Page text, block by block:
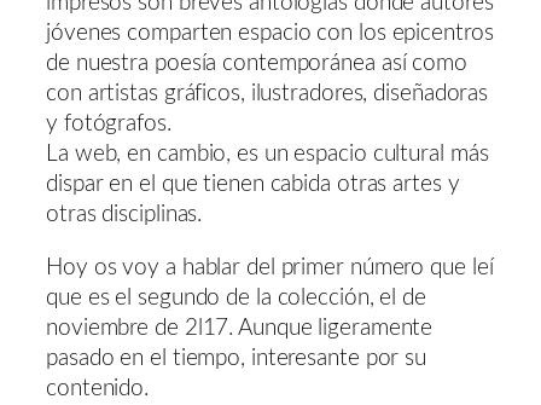
jóvenes comparten espacio con los epicentros
de nuestra poesía contemporánea así como
con artistas gráficos, ilustradores, diseñadoras
y fotógrafos.
La web, en cambio, es un espacio cultural más
dispar en el que tienen cabida otras artes y
otras disciplinas.
Hoy os voy a hablar del primer número que leí
que es el segundo de la colección, el de
noviembre de 2l17. Aunque ligeramente
pasado en el tiempo, interesante por su
contenido.